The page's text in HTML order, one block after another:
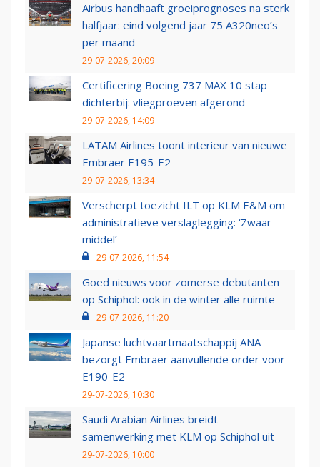
Airbus handhaaft groeiprognoses na sterk
halfjaar: eind volgend jaar 75 A320neo’s
per maand
29-07-2026, 20:09
Certificering Boeing 737 MAX 10 stap
dichterbij: vliegproeven afgerond
29-07-2026, 14:09
LATAM Airlines toont interieur van nieuwe
Embraer E195-E2
29-07-2026, 13:34
Verscherpt toezicht ILT op KLM E&M om
administratieve verslaglegging: ‘Zwaar
middel’
29-07-2026, 11:54
Goed nieuws voor zomerse debutanten
op Schiphol: ook in de winter alle ruimte
29-07-2026, 11:20
Japanse luchtvaartmaatschappij ANA
bezorgt Embraer aanvullende order voor
E190-E2
29-07-2026, 10:30
Saudi Arabian Airlines breidt
samenwerking met KLM op Schiphol uit
29-07-2026, 10:00